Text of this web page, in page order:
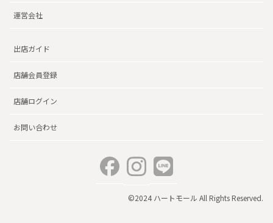
運営会社
出店ガイド
店舗会員登録
店舗ログイン
お問い合わせ
©2024 ハートモール All Rights Reserved.